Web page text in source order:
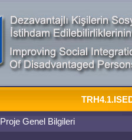
Proje Genel Bilgileri